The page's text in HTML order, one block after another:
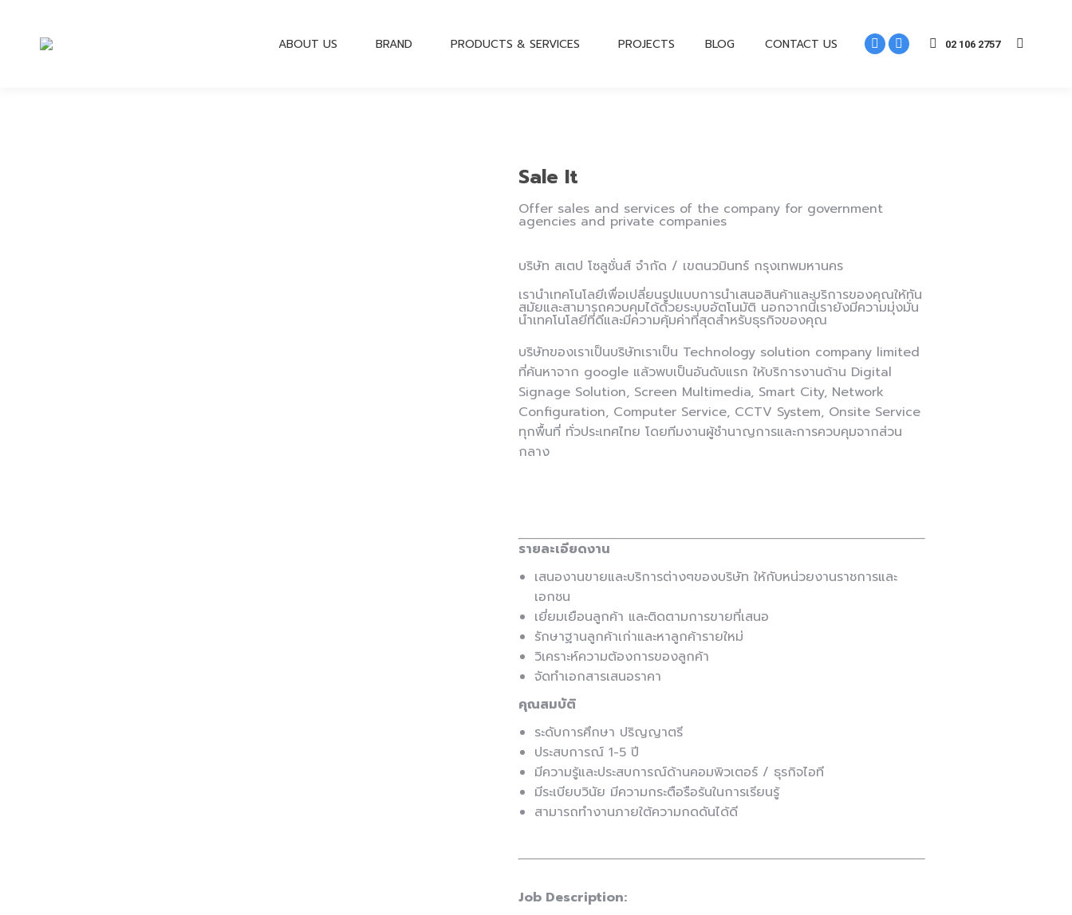
ABOUT US BRAND PRODUCTS & SERVICES PROJECTS BLOG CONTACT US 02 106 2757
Sale It
Offer sales and services of the company for government
agencies and private companies
บริษัท สเตป โซลูชั่นส์ จำกัด / เขตนวมินทร์ กรุงเทพมหานคร
เรานำเทคโนโลยีเพื่อเปลี่ยนรูปแบบการนำเสนอสินค้าและบริการของคุณให้ทัน
สมัยและสามารถควบคุมได้ด้วยระบบอัตโนมัติ นอกจากนี้เรายังมีความมุ่งมั่น
นำเทคโนโลยีที่ดีและมีความคุ้มค่าที่สุดสำหรับธุรกิจของคุณ
บริษัทของเราเป็นบริษัทเราเป็น Technology solution company limited
ที่ค้นหาจาก google แล้วพบเป็นอันดับแรก ให้บริการงานด้าน Digital
Signage Solution, Screen Multimedia, Smart City, Network
Configuration, Computer Service, CCTV System, Onsite Service
ทุกพื้นที่ ทั่วประเทศไทย โดยทีมงานผู้ชำนาญการและการควบคุมจากส่วน
กลาง
รายละเอียดงาน
เสนองานขายและบริการต่างๆของบริษัท ให้กับหน่วยงานราชการและ
เอกชน
เยี่ยมเยือนลูกค้า และติดตามการขายที่เสนอ
รักษาฐานลูกค้าเก่าและหาลูกค้ารายใหม่
วิเคราะห์ความต้องการของลูกค้า
จัดทำเอกสารเสนอราคา
คุณสมบัติ
ระดับการศึกษา ปริญญาตรี
ประสบการณ์ 1-5 ปี
มีความรู้และประสบการณ์ด้านคอมพิวเตอร์ / ธุรกิจไอที
มีระเบียบวินัย มีความกระตือรือร้นในการเรียนรู้
สามารถทำงานภายใต้ความกดดันได้ดี
Job Description: